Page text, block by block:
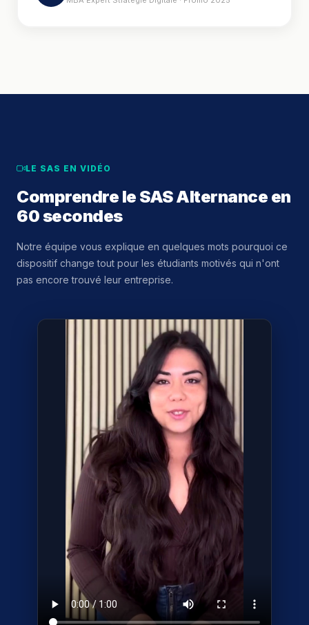
LE SAS EN VIDÉO
Comprendre le SAS Alternance en
60 secondes
Notre équipe vous explique en quelques mots pourquoi ce
dispositif change tout pour les étudiants motivés qui n'ont
pas encore trouvé leur entreprise.